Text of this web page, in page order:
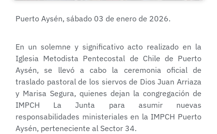
Puerto Aysén, sábado 03 de enero de 2026.
En un solemne y significativo acto realizado en la
Iglesia Metodista Pentecostal de Chile de Puerto
Aysén, se llevó a cabo la ceremonia oficial de
traslado pastoral de los siervos de Dios Juan Arriaza
y Marisa Segura, quienes dejan la congregación de
IMPCH La Junta para asumir nuevas
responsabilidades ministeriales en la IMPCH Puerto
Aysén, perteneciente al Sector 34.